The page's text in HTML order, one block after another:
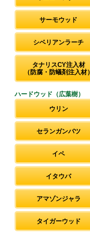
サーモウッド
シベリアンラーチ
タナリスCY注入材
（防腐・防蟻剤注入材）
ハードウッド（広葉樹）
ウリン
セランガンバツ
イペ
イタウバ
アマゾンジャラ
タイガーウッド